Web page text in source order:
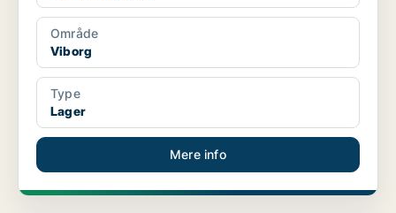
Område
Viborg
Type
Lager
Mere info